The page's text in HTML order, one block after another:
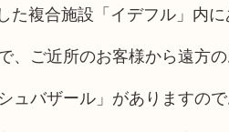
た複合施設「イデフル」内
、ご近所のお客様から遠方
ュバザール」がありますの